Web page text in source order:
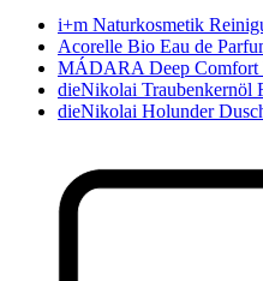
i+m Naturkosmetik
Acorelle Bio Eau de
MÁDARA Deep Comfort
dieNikolai Traubenkernöl
dieNikolai Holunder